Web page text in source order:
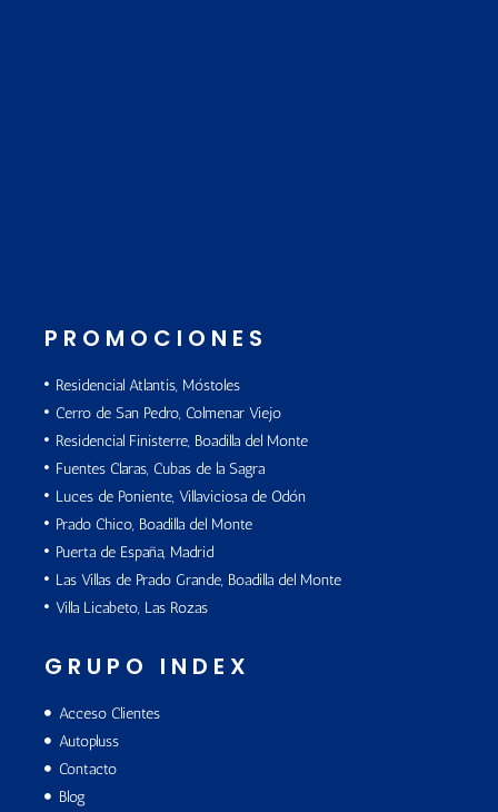
PROMOCIONES
Residencial Atlantis, Móstoles
Cerro de San Pedro, Colmenar Viejo
Residencial Finisterre, Boadilla del Monte
Fuentes Claras, Cubas de la Sagra
Luces de Poniente, Villaviciosa de Odón
Prado Chico, Boadilla del Monte
Puerta de España, Madrid
Las Villas de Prado Grande, Boadilla del Monte
Villa Licabeto, Las Rozas
GRUPO INDEX
Acceso Clientes
Autopluss
Contacto
Blog